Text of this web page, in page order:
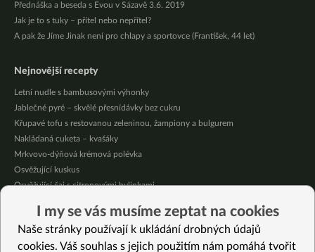
Přednáška a beseda s Evou v Sázavě 3.6. 2019
Jak je to s tuky – přítel nebo nepřítel?
A pak že Jíme Jinak není pro chlapy a sportovce (František, 44 let)
Nejnovější recepty
Letní nudle s bambusovými výhonky
Jablečné pyré – skvělé přesnídávky bez cukru
Křupavé tofu s restovanou zeleninou, žampiony a bulgurem
Nakládaná cuketa – kvašáky
Mrkvovo-dýňová krémová polévka
Osvěžující kuskus
Osvěžující čaj s citronovými bylinkami
Čokoládové muffiny s mangovým krémem
Meruňky a jablka v citrónovém želé
I my se vás musíme zeptat na cookies
Naše stránky používají k ukládání drobných údajů
cookies. Váš souhlas s jejich použitím nám pomáhá tvořit